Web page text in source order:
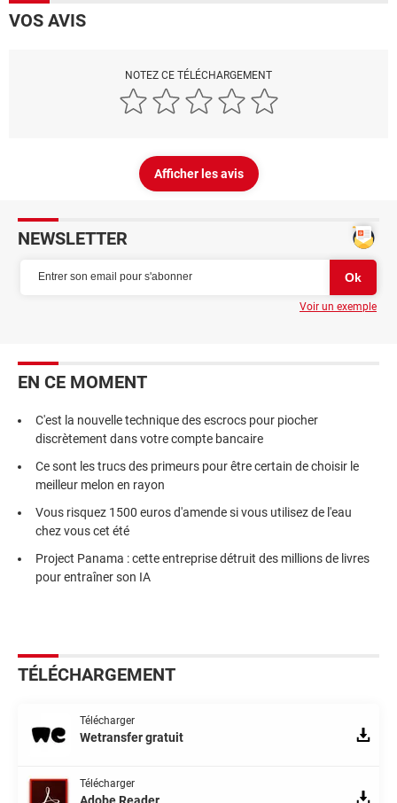
VOS AVIS
NOTEZ CE TÉLÉCHARGEMENT
Afficher les avis
NEWSLETTER
Voir un exemple
EN CE MOMENT
C'est la nouvelle technique des escrocs pour piocher
discrètement dans votre compte bancaire
Ce sont les trucs des primeurs pour être certain de choisir le
meilleur melon en rayon
Vous risquez 1500 euros d'amende si vous utilisez de l'eau
chez vous cet été
Project Panama : cette entreprise détruit des millions de livres
pour entraîner son IA
TÉLÉCHARGEMENT
Télécharger
Wetransfer gratuit
Télécharger
Adobe Reader